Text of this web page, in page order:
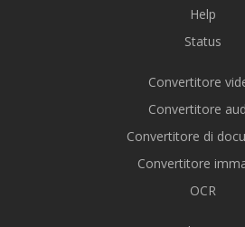
Help
Status
Convertitore
Convertitore
Convertitore di
Convertitore
OCR